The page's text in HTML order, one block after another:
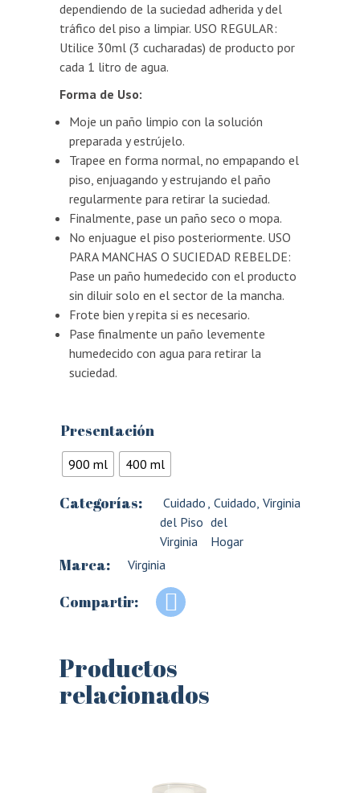
dependiendo de la suciedad adherida y del
tráfico del piso a limpiar. USO REGULAR:
Utilice 30ml (3 cucharadas) de producto por
cada 1 litro de agua.
Forma de Uso:
Moje un paño limpio con la solución
preparada y estrújelo.
Trapee en forma normal, no empapando el
piso, enjuagando y estrujando el paño
regularmente para retirar la suciedad.
Finalmente, pase un paño seco o mopa.
No enjuague el piso posteriormente. USO
PARA MANCHAS O SUCIEDAD REBELDE:
Pase un paño humedecido con el producto
sin diluir solo en el sector de la mancha.
Frote bien y repita si es necesario.
Pase finalmente un paño levemente
humedecido con agua para retirar la
suciedad.
Presentación
900 ml 400 ml
Categorías:
Cuidado
del Piso
Virginia
, Cuidado
del
Hogar
, Virginia
Marca: Virginia
Compartir:
Productos
relacionados